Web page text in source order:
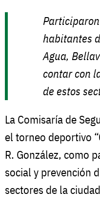
habitantes
Agua,
contar con
de estos
La Comisaría de
el torneo deportivo
R. González, como
social y prevención
sectores de la